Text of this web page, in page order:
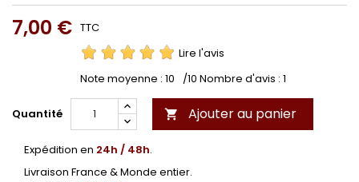
7,00 € TTC
Lire l'avis
Note moyenne : 10 /10 Nombre d'avis : 1
Quantité  Ajouter au panier
Expédition en 24h / 48h.
Livraison France & Monde entier.